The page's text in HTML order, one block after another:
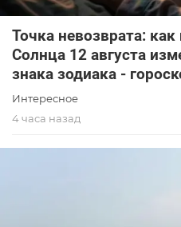
Точка невозврата:
Солнца 12 августа
знака зодиака -
Интересное
4 часа назад